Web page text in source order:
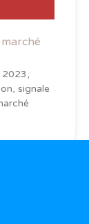
2023,
signale